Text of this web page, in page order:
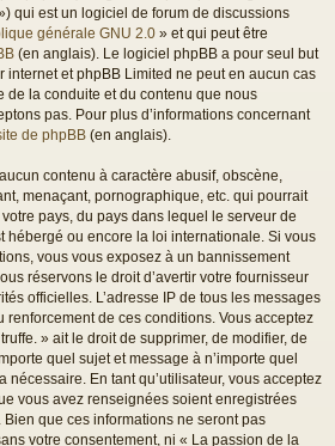
qui est un logiciel de forum de discussions
générale GNU 2.0 » et qui peut être
(en anglais). Le logiciel phpBB a pour seul but
internet et phpBB Limited ne peut en aucun cas
de la conduite et du contenu que nous
pas. Pour plus d’informations concernant
de phpBB (en anglais).
contenu à caractère abusif, obscène,
menaçant, pornographique, etc. qui pourrait
pays, du pays dans lequel le serveur de
hébergé ou encore la loi internationale. Si vous
vous vous exposez à un bannissement
réservons le droit d’avertir votre fournisseur
officielles. L’adresse IP de tous les messages
renforcement de ces conditions. Vous acceptez
» ait le droit de supprimer, de modifier, de
quel sujet et message à n’importe quel
nécessaire. En tant qu’utilisateur, vous acceptez
vous avez renseignées soient enregistrées
que ces informations ne seront pas
votre consentement, ni « La passion de la